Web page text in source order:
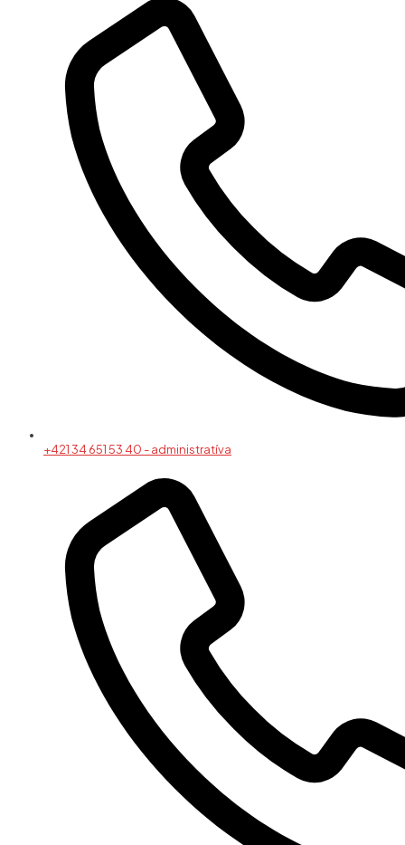
+421 34 651 53 40 - administratíva